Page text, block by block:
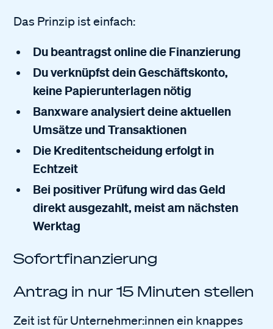
Das Prinzip ist einfach:
Du beantragst online die Finanzierung
Du verknüpfst dein Geschäftskonto,
keine Papierunterlagen nötig
Banxware analysiert deine aktuellen
Umsätze und Transaktionen
Die Kreditentscheidung erfolgt in
Echtzeit
Bei positiver Prüfung wird das Geld
direkt ausgezahlt, meist am nächsten
Werktag
Sofortfinanzierung
Antrag in nur 15 Minuten stellen
Zeit ist für Unternehmer:innen ein knappes